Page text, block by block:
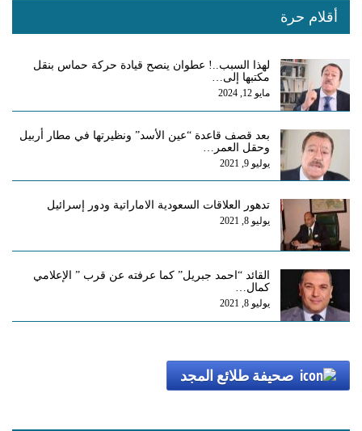
أقلام حرة
لهذا السبب..! عطوان ينصح قيادة حركة حماس بنقل
مكتبها إلى…
مايو 12, 2024
بعد قصف قاعدة “عين الأسد” ونظيرتها في مطار أربيل
وحقل العمر…
يوليو 9, 2021
تدهور العلاقات السعودية الاماراتية ودور إسرائيل
يوليو 8, 2021
القائد “احمد جبريل” كما عرفته عن قرب ” الإعلامي
كمال…
يوليو 8, 2021
صحيفة طلائع المجد